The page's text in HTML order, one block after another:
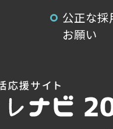
公正な
お願い